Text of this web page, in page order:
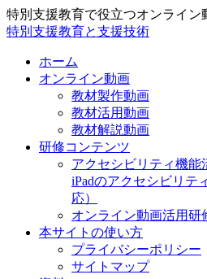
特別支援教育で役立つオンライン
特別支援教育と支援技術
ホーム
オンライン動画
教材製作動画
教材活用動画
教材解説動画
研修コンテンツ
アクセシビリティ機能
iPadのアクセシビリテ
応）
オンライン動画活用研
本サイトの使い方
プライバシーポリシー
サイトマップ